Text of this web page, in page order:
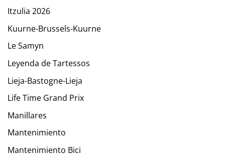
Itzulia 2026
Kuurne-Brussels-Kuurne
Le Samyn
Leyenda de Tartessos
Lieja-Bastogne-Lieja
Life Time Grand Prix
Manillares
Mantenimiento
Mantenimiento Bici